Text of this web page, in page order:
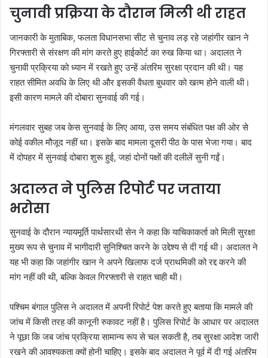
चुनावी प्रक्रिया के दौरान मिली थी राहत
जानकारी के मुताबिक, फलता विधानसभा सीट से चुनाव लड़ रहे जहांगीर खान ने
गिरफ्तारी से संरक्षण की मांग करते हुए हाईकोर्ट का रुख किया था। अदालत ने
चुनावी प्रक्रिया को ध्यान में रखते हुए उन्हें अंतरिम सुरक्षा प्रदान की थी। यह
राहत सीमित अवधि के लिए थी और इसकी वैधता बुधवार को खत्म होने वाली थी।
इसी कारण मामले की दोबारा सुनवाई की गई।
मंगलवार सुबह जब केस सुनवाई के लिए आया, उस समय संबंधित पक्ष की ओर से
कोई वकील मौजूद नहीं था। इसके बाद मामला दूसरी पीठ के पास भेजा गया। बाद
में दोपहर में सुनवाई दोबारा शुरू हुई, जहां दोनों पक्षों की दलीलें सुनी गईं।
अदालत ने पुलिस रिपोर्ट पर जताया
भरोसा
सुनवाई के दौरान न्यायमूर्ति पार्थसारथी सेन ने कहा कि याचिकाकर्ता को मिली सुरक्षा
मुख्य रूप से चुनाव में भागीदारी सुनिश्चित करने के उद्देश्य से दी गई थी। अदालत ने
यह भी कहा कि जहांगीर खान ने अपने खिलाफ दर्ज प्राथमिकी को रद्द करने की
मांग नहीं की थी, बल्कि केवल गिरफ्तारी से राहत चाही थी।
पश्चिम बंगाल पुलिस ने अदालत में अपनी रिपोर्ट पेश करते हुए बताया कि मामले की
जांच में किसी तरह की कानूनी रुकावट नहीं है। पुलिस रिपोर्ट के आधार पर अदालत
ने पूछा कि जब जांच प्रक्रिया सामान्य रूप से चल सकती है, तब सुरक्षा आदेश जारी
रखने की आवश्यकता क्यों होनी चाहिए। इसके बाद अदालत ने पूर्व में दी गई अंतरिम